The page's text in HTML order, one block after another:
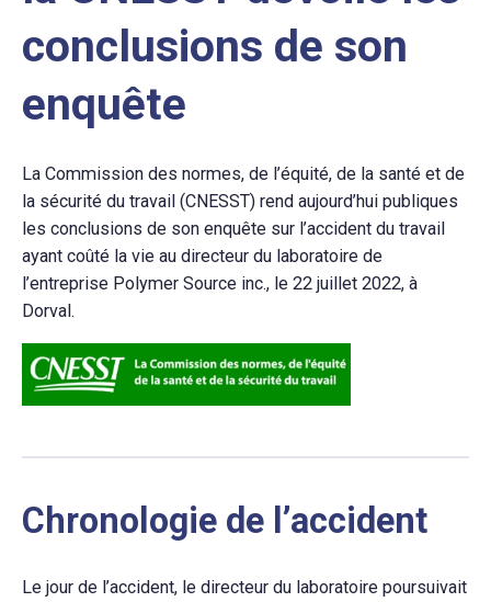
conclusions de son
enquête
La Commission des normes, de l’équité, de la santé et de
la sécurité du travail (CNESST) rend aujourd’hui publiques
les conclusions de son enquête sur l’accident du travail
ayant coûté la vie au directeur du laboratoire de
l’entreprise Polymer Source inc., le 22 juillet 2022, à
Dorval.
Chronologie de l’accident
Le jour de l’accident, le directeur du laboratoire poursuivait